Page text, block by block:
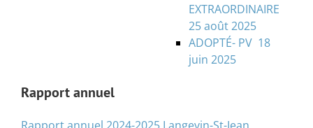
EXTRAORDINAIRE
25 août 2025
ADOPTÉ- PV 18
juin 2025
Rapport annuel